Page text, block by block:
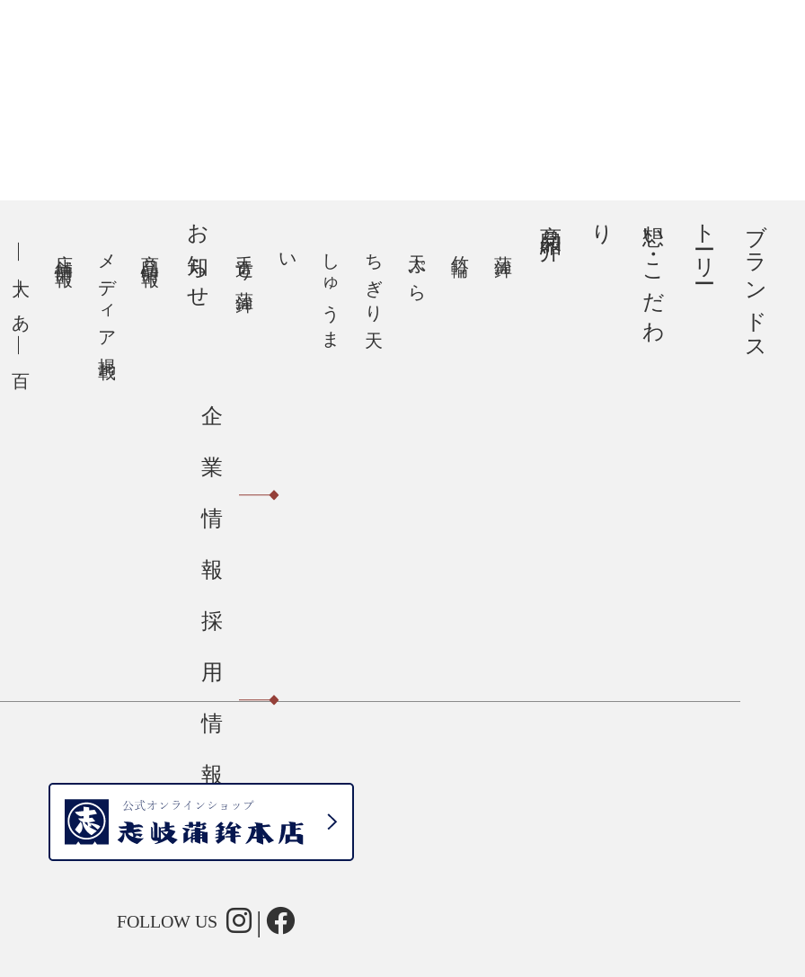
ブ
ラ
ン
ド
ス
ト
ー
リ
ー
想
い
・
こ
だ
わ
り
天ぷら
ちぎり天
し
ゅ
う
ま
い
手造り蒲鉾
お知らせ
メディア掲載
企
業
情
報
採
用
情
報
FOLLOW US